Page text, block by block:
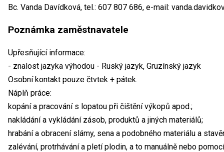
Bc. Vanda Davídková, tel.: 607 807 686, e-mail:
Poznámka zaměstnavatele
Upřesňující informace:
- znalost jazyka výhodou - Ruský jazyk, Gruzínský jazyk
Osobní kontakt pouze čtvtek + pátek.
Náplň práce:
kopání a pracování s lopatou při čištění výkopů apod.;
nakládání a vykládání zásob, produktů a jiných materiálů;
hrabání a obracení slámy, sena a podobného materiálu a
zalévání, protrhávání a pletí plodin, a to manuálně nebo